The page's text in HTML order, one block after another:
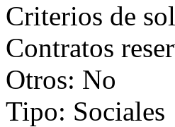
Criterios de
Contratos
Otros: No
Tipo: Sociales